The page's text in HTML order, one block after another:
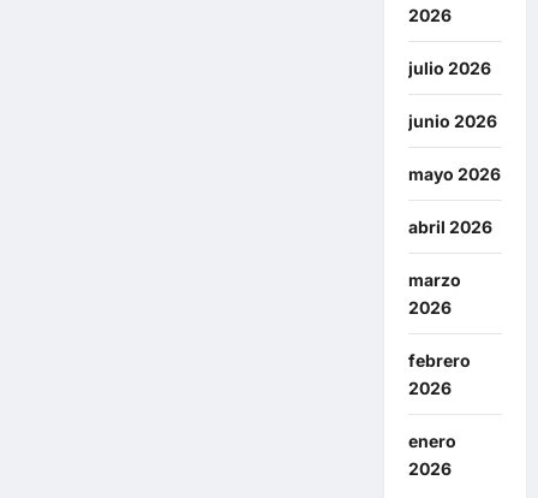
2026
julio 2026
junio 2026
mayo 2026
abril 2026
marzo
2026
febrero
2026
enero
2026